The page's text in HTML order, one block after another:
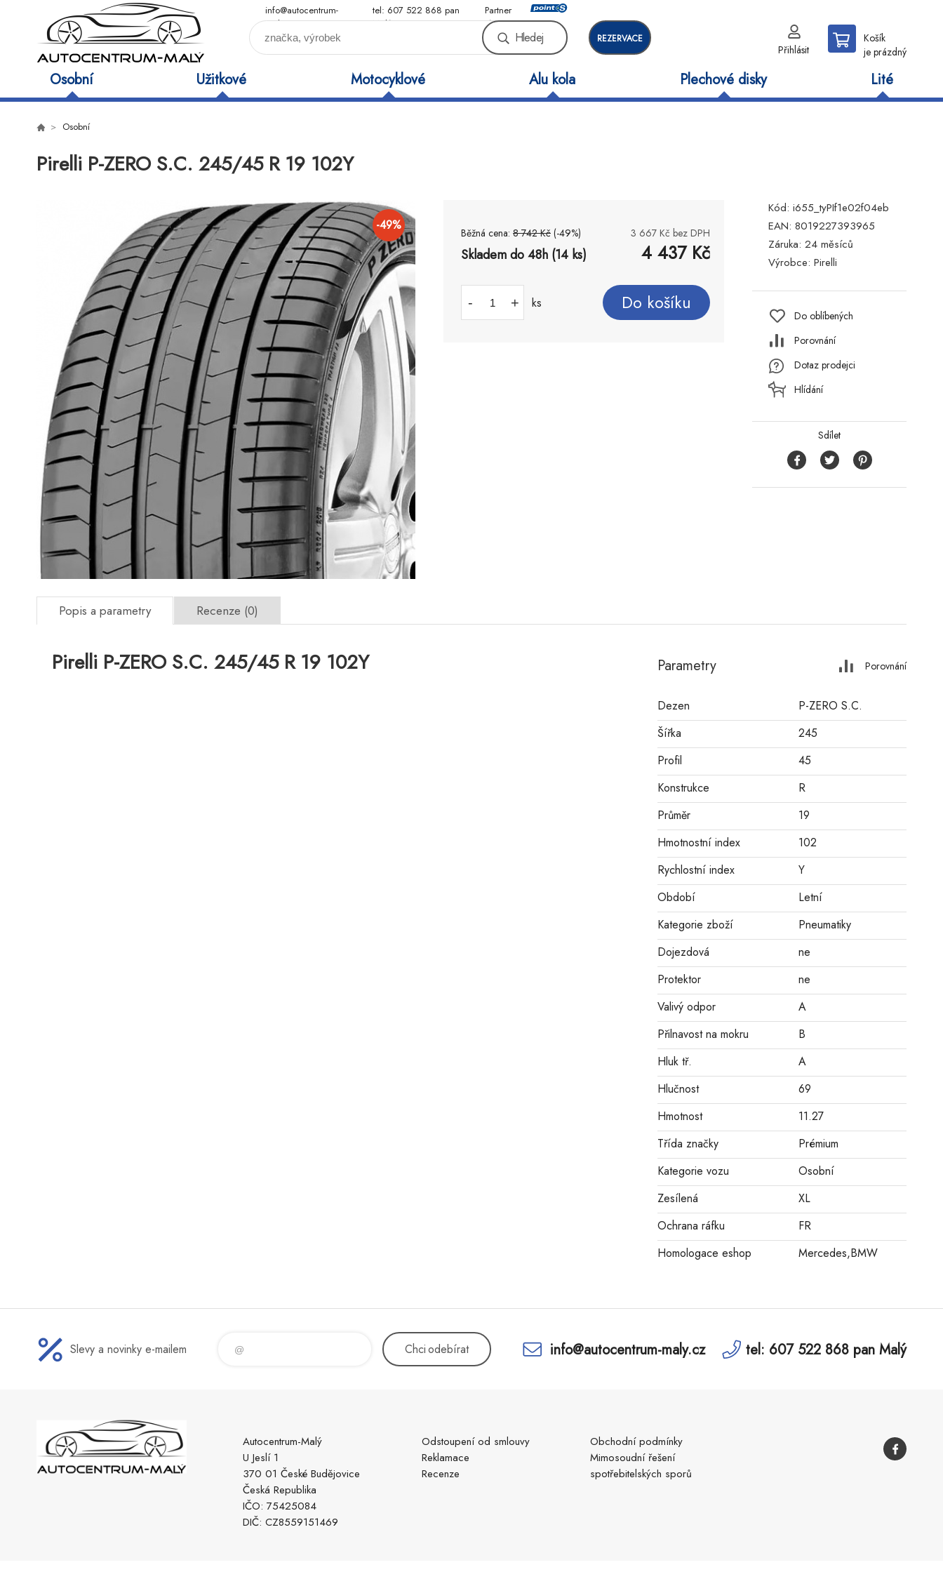
info@autocentrum-
maly.cz
tel: 607 522 868 pan
Malý
Partner
sítě
Hledej REZERVACE
Přihlásit
Košík
je prázdný
Osobní Užitkové Motocyklové Alu kola Plechové disky Lité
Osobní
Pirelli P-ZERO S.C. 245/45 R 19 102Y
-49% Běžná cena: 8 742 Kč (-49%) 3 667 Kč bez DPH
Skladem do 48h (14 ks) 4 437Kč
- + ks Do košíku
Kód: i655_tyPIf1e02f04eb
EAN: 8019227393965
Záruka: 24 měsíců
Výrobce: Pirelli
Do oblíbených
Porovnání
Dotaz prodejci
Hlídání
Sdílet
Popis a parametry Recenze (0)
Pirelli P-ZERO S.C. 245/45 R 19 102Y Parametry Porovnání
Dezen
P-ZERO S.C.
Šířka
245
Profil
45
Konstrukce
R
Průměr
19
Hmotnostní index
102
Rychlostní index
Y
Období
Letní
Kategorie zboží
Pneumatiky
Dojezdová
ne
Protektor
ne
Valivý odpor
A
Přilnavost na mokru
B
Hluk tř.
A
Hlučnost
69
Hmotnost
11.27
Třída značky
Prémium
Kategorie vozu
Osobní
Zesílená
XL
Ochrana ráfku
FR
Homologace eshop
Mercedes,BMW
Slevy a novinky e-mailem Chciodebírat info@autocentrum-maly.cz tel: 607 522 868 pan Malý
Autocentrum-Malý
U Jeslí 1
370 01 České Budějovice
Česká Republika
IČO: 75425084
DIČ: CZ8559151469
Odstoupení od smlouvy
Reklamace
Recenze
Obchodní podmínky
Mimosoudní řešení
spotřebitelských sporů